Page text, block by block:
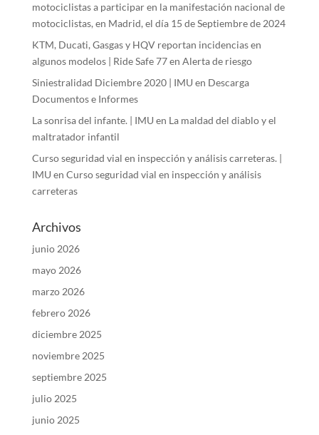
motociclistas a participar en la manifestación nacional de
motociclistas, en Madrid, el día 15 de Septiembre de 2024
KTM, Ducati, Gasgas y HQV reportan incidencias en
algunos modelos | Ride Safe 77en Alerta de riesgo
Siniestralidad Diciembre 2020 | IMU en Descarga
Documentos e Informes
La sonrisa del infante. | IMU en La maldad del diablo y el
maltratador infantil
Curso seguridad vial en inspección y análisis carreteras. |
IMU en Curso seguridad vial en inspección y análisis
carreteras
Archivos
junio 2026
mayo 2026
marzo 2026
febrero 2026
diciembre 2025
noviembre 2025
septiembre 2025
julio 2025
junio 2025